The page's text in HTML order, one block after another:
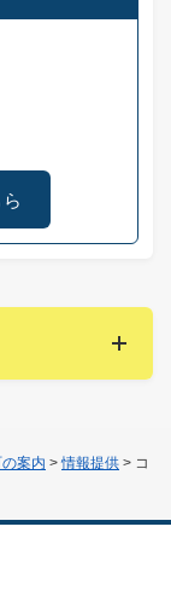
案内 >情報提供 > コ